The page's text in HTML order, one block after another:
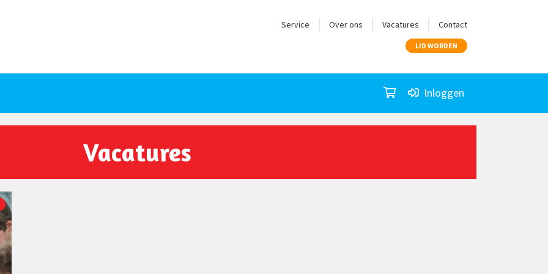
Service Over ons Vacatures Contact
LID WORDEN
Inloggen
Vacatures